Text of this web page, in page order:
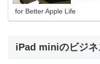
for Better Apple Life
iPad miniのビジネ